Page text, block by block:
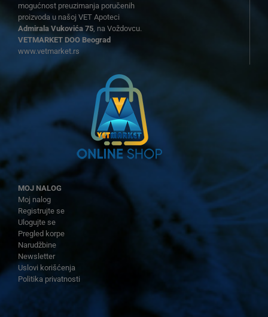
mogućnost preuzimanja poručenih
proizvoda u našoj VET Apoteci
Admirala Vukovića 75, na Voždovcu.
VETMARKET DOO Beograd
www.vetmarket.rs
MOJ NALOG
Moj nalog
Registrujte se
Ulogujte se
Pregled korpe
Narudžbine
Newsletter
Uslovi korišćenja
Politika privatnosti